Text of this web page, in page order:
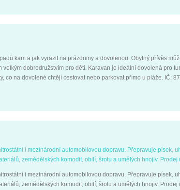
kam a jak vyrazit na prázdniny a dovolenou. Obytný přívěs
dobrodružstvím pro děti. Karavan je ideální dovolená pro
ty, co na dovolené chtějí cestovat nebo parkovat přímo u
i mezinárodní automobilovou dopravu. Přepravuje písek,
zemědělských komodit, obilí, šrotu a umělých hnojiv. Prodej
i mezinárodní automobilovou dopravu. Přepravuje písek,
zemědělských komodit, obilí, šrotu a umělých hnojiv. Prodej